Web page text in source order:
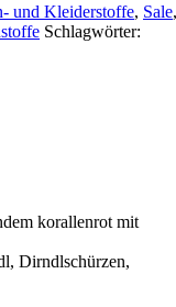
und Kleiderstoffe, Sale,
Schlagwörter:
korallenrot mit
Dirndlschürzen,